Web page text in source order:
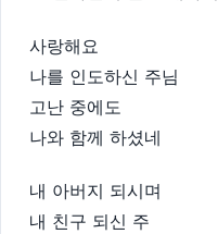
사랑해요
나를 인도하신 주님
고난 중에도
나와 함께 하셨네
내 아버지 되시며
내 친구 되신 주